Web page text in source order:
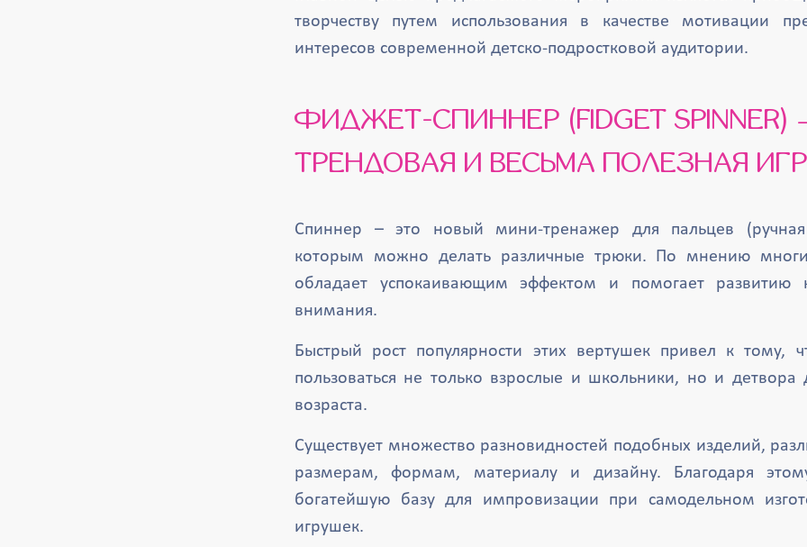
творчеству путем использования в качестве мотивации
интересов современной детско-подростковой аудитории.
ФИДЖЕТ-СПИННЕР (FIDGET SPINNER) – САМАЯ
ТРЕНДОВАЯ И ВЕСЬМА ПОЛЕЗНАЯ
Спиннер – это новый мини-тренажер для пальцев (ручная
которым можно делать различные трюки. По мнению
обладает успокаивающим эффектом и помогает развитию
внимания.
Быстрый рост популярности этих вертушек привел к тому,
пользоваться не только взрослые и школьники, но и детвора
возраста.
Существует множество разновидностей подобных изделий,
размерам, формам, материалу и дизайну. Благодаря
богатейшую базу для импровизации при самодельном
игрушек.